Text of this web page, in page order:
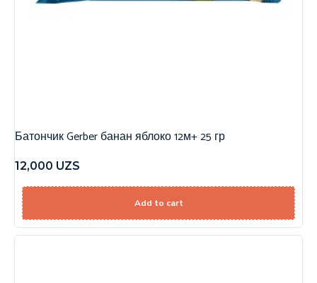
Батончик Gerber банан яблоко 12м+ 25 гр
12,000 UZS
Add to cart